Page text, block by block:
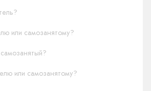
или самозанятому?
или самозанятому?